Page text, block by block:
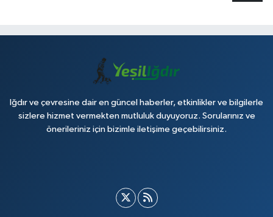
Iğdır ve çevresine dair en güncel haberler, etkinlikler ve bilgilerle
sizlere hizmet vermekten mutluluk duyuyoruz. Sorularınız ve
önerileriniz için bizimle iletişime geçebilirsiniz.